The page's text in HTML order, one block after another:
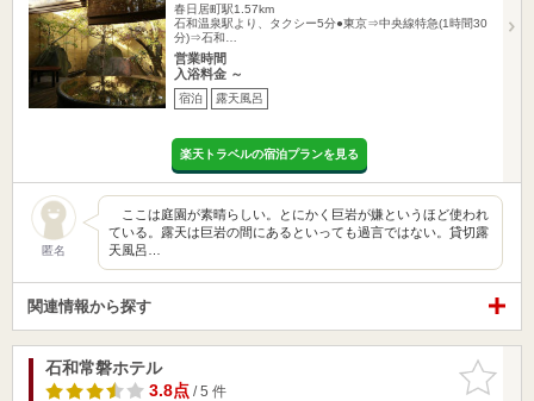
春日居町駅1.57km
石和温泉駅より、タクシー5分●東京⇒中央線特急(1時間30
分)⇒石和…
営業時間
入浴料金 ～
宿泊 露天風呂
楽天トラベルの宿泊プランを見る
匿名
ここは庭園が素晴らしい。とにかく巨岩が嫌というほど使われ
ている。露天は巨岩の間にあるといっても過言ではない。貸切露
天風呂…
関連情報から探す
お気に入
りに追加
石和常磐ホテル
3.8点/ 5 件